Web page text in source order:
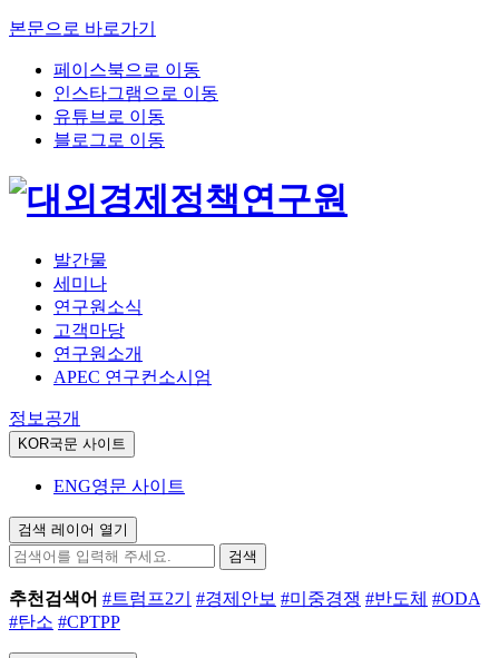
본문으로 바로가기
페이스북으로 이동
인스타그램으로 이동
유튜브로 이동
블로그로 이동
발간물
세미나
연구원소식
고객마당
연구원소개
APEC 연구컨소시엄
정보공개
KOR국문 사이트
ENG영문 사이트
검색 레이어 열기
검색
추천검색어 #트럼프2기 #경제안보 #미중경쟁 #반도체 #ODA
#탄소 #CPTPP